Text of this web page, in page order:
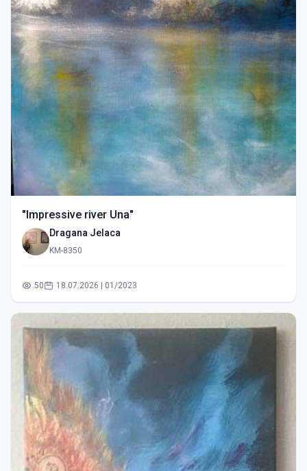
"Impressive river Una"
Dragana Jelaca
KM-8350
50 18.07.2026 | 01/2023